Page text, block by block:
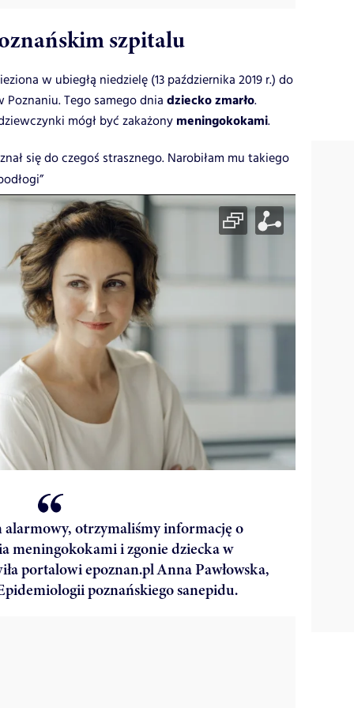
szpitalu
w ubiegłą niedzielę (13 października 2019 r.) do
Tego samego dnia dziecko zmarło.
mógł być zakażony meningokokami.
się do czegoś strasznego. Narobiłam mu takiego
alarmowy, otrzymaliśmy informację o
meningokokami i zgonie dziecka w
portalowi epoznan.pl Anna Pawłowska,
poznańskiego sanepidu.